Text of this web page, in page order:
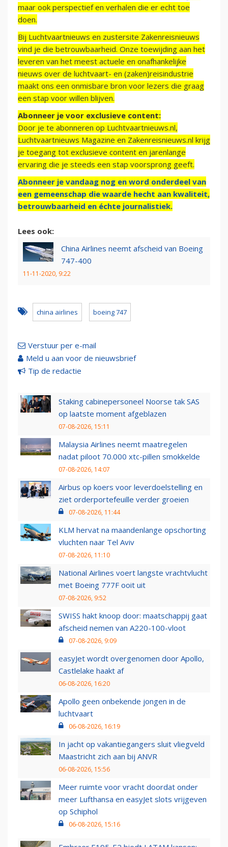
maar ook perspectief en verhalen die er echt toe
doen.
Bij Luchtvaartnieuws en zustersite Zakenreisnieuws
vind je die betrouwbaarheid. Onze toewijding aan het
leveren van het meest actuele en onafhankelijke
nieuws over de luchtvaart- en (zaken)reisindustrie
maakt ons een onmisbare bron voor lezers die graag
een stap voor willen blijven.
Abonneer je voor exclusieve content:
Door je te abonneren op Luchtvaartnieuws.nl,
Luchtvaartnieuws Magazine en Zakenreisnieuws.nl krijg
je toegang tot exclusieve content en jarenlange
ervaring die je steeds een stap voorsprong geeft.
Abonneer je vandaag nog en word onderdeel van
een gemeenschap die waarde hecht aan kwaliteit,
betrouwbaarheid en échte journalistiek.
Lees ook:
China Airlines neemt afscheid van Boeing
747-400
11-11-2020, 9:22
china airlines boeing 747
Verstuur per e-mail
Meld u aan voor de nieuwsbrief
Tip de redactie
Staking cabinepersoneel Noorse tak SAS
op laatste moment afgeblazen
07-08-2026, 15:11
Malaysia Airlines neemt maatregelen
nadat piloot 70.000 xtc-pillen smokkelde
07-08-2026, 14:07
Airbus op koers voor leverdoelstelling en
ziet orderportefeuille verder groeien
07-08-2026, 11:44
KLM hervat na maandenlange opschorting
vluchten naar Tel Aviv
07-08-2026, 11:10
National Airlines voert langste vrachtvlucht
met Boeing 777F ooit uit
07-08-2026, 9:52
SWISS hakt knoop door: maatschappij gaat
afscheid nemen van A220-100-vloot
07-08-2026, 9:09
easyJet wordt overgenomen door Apollo,
Castlelake haakt af
06-08-2026, 16:20
Apollo geen onbekende jongen in de
luchtvaart
06-08-2026, 16:19
In jacht op vakantiegangers sluit vliegveld
Maastricht zich aan bij ANVR
06-08-2026, 15:56
Meer ruimte voor vracht doordat onder
meer Lufthansa en easyJet slots vrijgeven
op Schiphol
06-08-2026, 15:16